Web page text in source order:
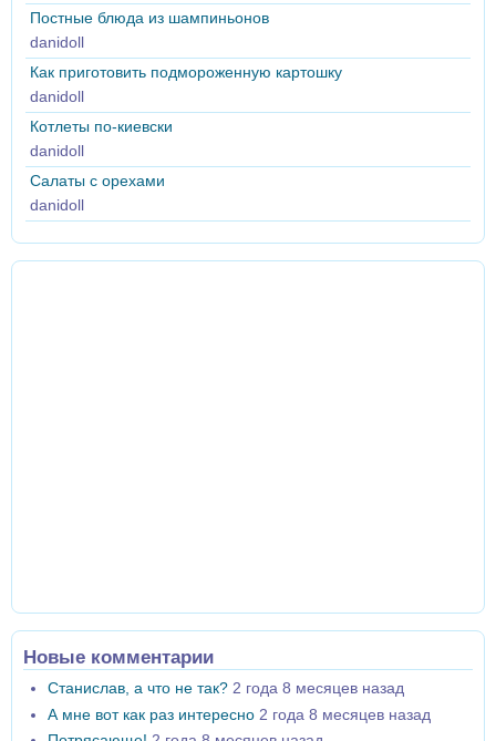
Постные блюда из шампиньонов
danidoll
Как приготовить подмороженную картошку
danidoll
Котлеты по-киевски
danidoll
Салаты с орехами
danidoll
Новые комментарии
Станислав, а что не так? 2 года 8 месяцев назад
А мне вот как раз интересно 2 года 8 месяцев назад